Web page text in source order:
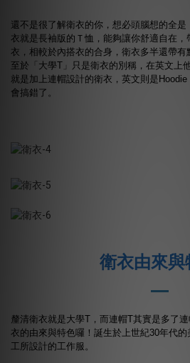
還不是很了解衛衣的你，想必頭腦想的全
衣就是長袖版的Ｔ恤，能夠讓你舒適自在
衣，相較於內搭衣的合身，衛衣多半還帶有
至於「大學T」只是衛衣的別稱，在英文上
就是加上連帽設計的衛衣，英文則是
會搞錯了。
衛衣由來與
釐清衛衣就是大學T，而連帽T其實是多了
衣的由來與特色囉！誕生於上世紀30年代
工所設計的工作服。